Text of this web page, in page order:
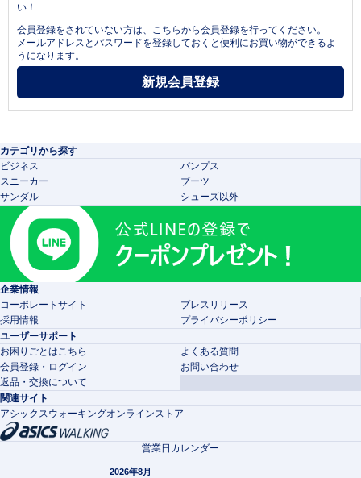
い！
会員登録をされていない方は、こちらから会員登録を行ってください。
メールアドレスとパスワードを登録しておくと便利にお買い物ができるよ
うになります。
カテゴリから探す
ビジネス
パンプス
スニーカー
ブーツ
サンダル
シューズ以外
企業情報
コーポレートサイト
プレスリリース
採用情報
プライバシーポリシー
ユーザーサポート
お困りごとはこちら
よくある質問
会員登録・ログイン
お問い合わせ
返品・交換について
関連サイト
アシックスウォーキングオンラインストア
営業日カレンダー
2026年8月